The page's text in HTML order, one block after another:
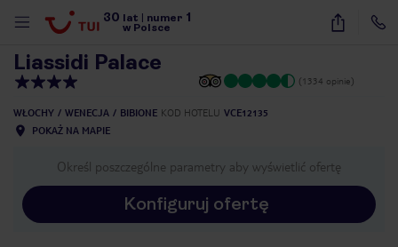
30 lat numer 1
w Polsce
50
Liassidi Palace
(1334 opinie)
WŁOCHY WENECJA BIBIONE KOD HOTELU VCE12135
POKAŻ NA MAPIE
Określ poszczególne parametry aby wyświetlić ofertę
Konfiguruj ofertę